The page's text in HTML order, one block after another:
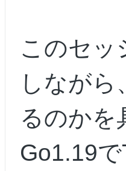
このセッ
しなが
るのかを
Go1.19